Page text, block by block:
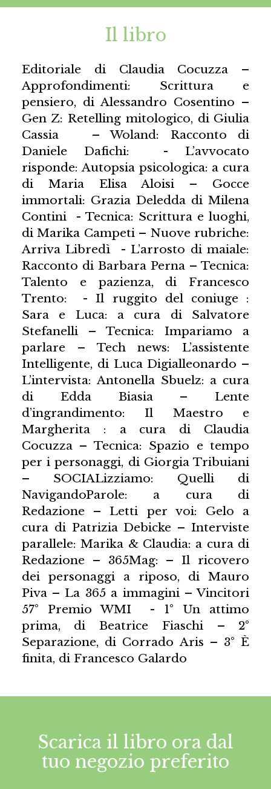
Il libro
Editoriale di Claudia Cocuzza –
Approfondimenti: Scrittura e
pensiero, di Alessandro Cosentino –
Gen Z: Retelling mitologico, di Giulia
Cassia – Woland: Racconto di
Daniele Dafichi: - L’avvocato
risponde: Autopsia psicologica: a cura
di Maria Elisa Aloisi – Gocce
immortali: Grazia Deledda di Milena
Contini - Tecnica: Scrittura e luoghi,
di Marika Campeti – Nuove rubriche:
Arriva Libredì - L’arrosto di maiale:
Racconto di Barbara Perna – Tecnica:
Talento e pazienza, di Francesco
Trento: - Il ruggito del coniuge :
Sara e Luca: a cura di Salvatore
Stefanelli – Tecnica: Impariamo a
parlare – Tech news: L’assistente
Intelligente, di Luca Digialleonardo –
L’intervista: Antonella Sbuelz: a cura
di Edda Biasia – Lente
d’ingrandimento: Il Maestro e
Margherita : a cura di Claudia
Cocuzza – Tecnica: Spazio e tempo
per i personaggi, di Giorgia Tribuiani
– SOCIALizziamo: Quelli di
NavigandoParole: a cura di
Redazione – Letti per voi: Gelo a
cura di Patrizia Debicke – Interviste
parallele: Marika & Claudia: a cura di
Redazione – 365Mag: – Il ricovero
dei personaggi a riposo, di Mauro
Piva – La 365 a immagini – Vincitori
57° Premio WMI - 1° Un attimo
prima, di Beatrice Fiaschi – 2°
Separazione, di Corrado Aris – 3° È
finita, di Francesco Galardo
Scarica il libro ora dal
tuo negozio preferito